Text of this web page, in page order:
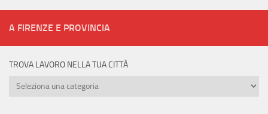
A FIRENZE E PROVINCIA
TROVA LAVORO NELLA TUA CITTÀ
Trova